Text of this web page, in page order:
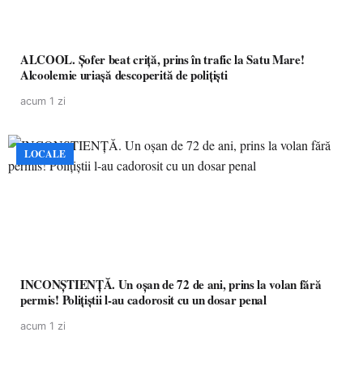
ALCOOL. Șofer beat criță, prins în trafic la Satu Mare!
Alcoolemie uriașă descoperită de polițiști
acum 1 zi
LOCALE
INCONȘTIENȚĂ. Un oșan de 72 de ani, prins la volan fără
permis! Polițiștii l-au cadorosit cu un dosar penal
acum 1 zi